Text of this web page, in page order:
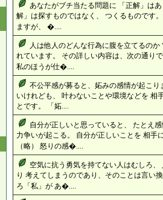
あなたがブチ当たる問題に 「正解」は
解」は探すものではなく、 つくるものです
ますが、 �....
人は他人のどんな行為に腹を立てるの
れています。 その詳しい内容は、次の通
私のほうが仕�....
不公平感が募ると、妬みの感情が起こ
いけれども、 叶わないことや環境などを 相
とです。 「妬....
自分が正しいと思っていると、 たとえ
力争いが起こる。 自分が正しいことを 相手
（略） 怒りの感�....
空気に抗う勇気を持てない人はむしろ
り 考えてしまうのであり、そのことは言い
ろ「私」が あ�....